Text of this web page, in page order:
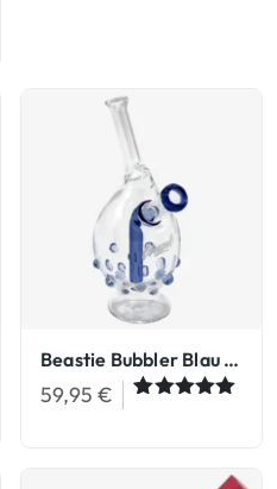
Beastie Bubbler Blau Joint Bubbler
59,95€